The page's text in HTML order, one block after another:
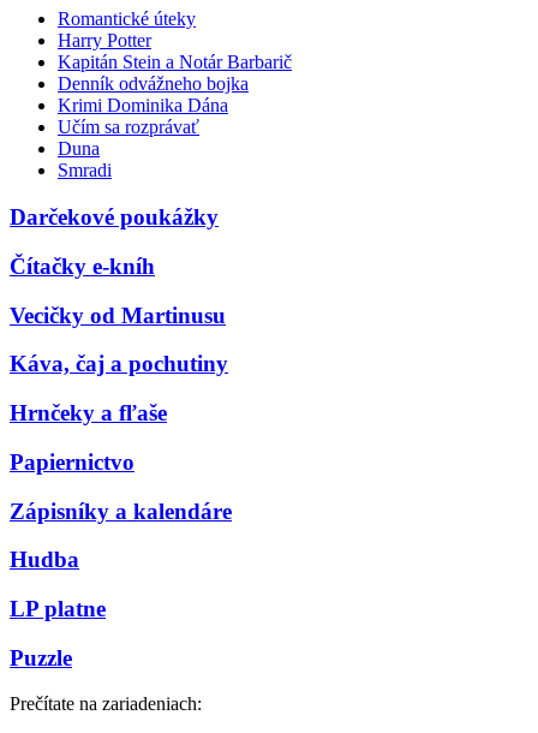
Romantické úteky
Harry Potter
Kapitán Stein a Notár Barbarič
Denník odvážneho bojka
Krimi Dominika Dána
Učím sa rozprávať
Duna
Smradi
Darčekové poukážky
Čítačky e-kníh
Vecičky od Martinusu
Káva, čaj a pochutiny
Hrnčeky a fľaše
Papiernictvo
Zápisníky a kalendáre
Hudba
LP platne
Puzzle
Prečítate na zariadeniach: